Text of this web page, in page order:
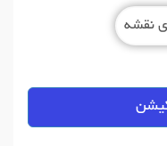
نقشه